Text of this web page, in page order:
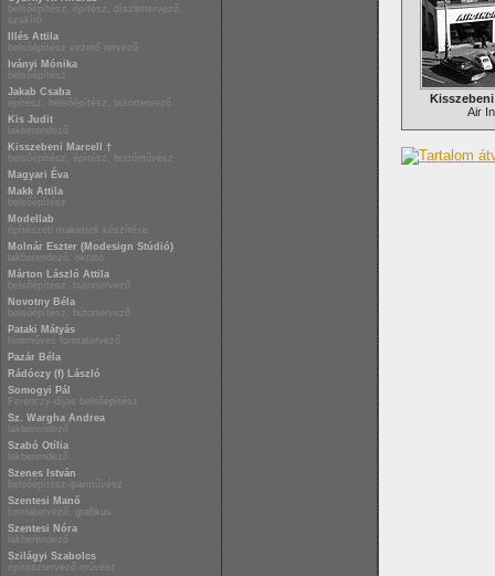
belsőépítész, építész, díszlettervező,
szakíró
Illés Attila
belsőépítész vezető tervező
Iványi Mónika
belsőépítész
Jakab Csaba
építész, belsőépítész, bútortervező
Kis Judit
lakberendező
Kisszebeni Marcell †
belsőépítész, építész, festőművész
Magyari Éva
Makk Attila
belsőépítész
Modellab
építészeti makettek készítése
Molnár Eszter (Modesign Stúdió)
lakberendező, oktató
Márton László Attila
belsőépítész, bútortervező
Novotny Béla
belsőépítész, bútortervező
Pataki Mátyás
fémműves formatervező
Pazár Béla
Rádóczy (f) László
Somogyi Pál
Ferenczy-díjas belsőépítész
Sz. Wargha Andrea
lakberendező
Szabó Otília
lakberendező
Szenes István
belsőépítész-iparművész
Szentesi Manó
formatervező, grafikus
Szentesi Nóra
lakberendező
Szilágyi Szabolcs
építésztervező művész
Kisszebeni
Air